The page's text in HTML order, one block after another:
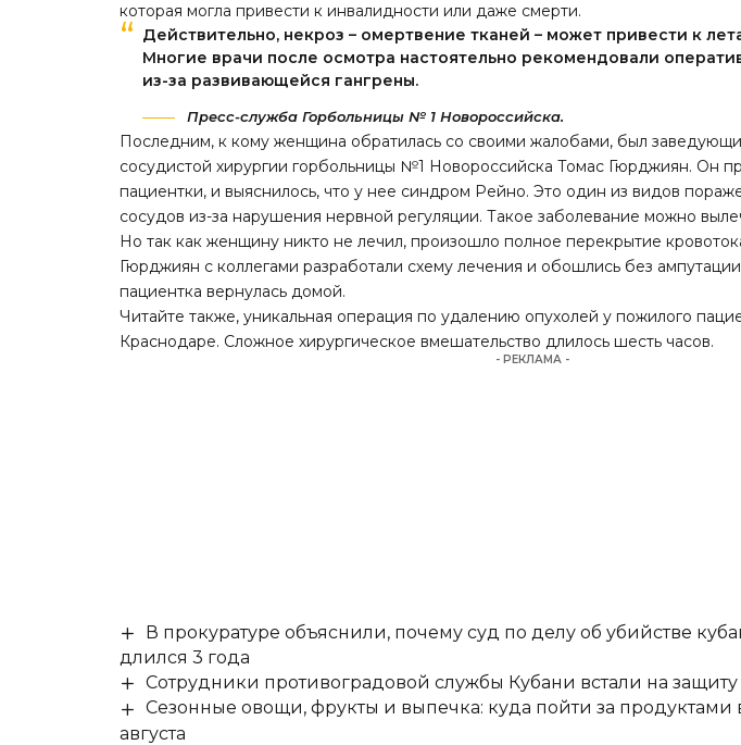
которая могла привести к инвалидности или даже смерти.
Действительно, некроз – омертвение тканей – может привести к
Многие врачи после осмотра настоятельно рекомендовали
из-за развивающейся гангрены.
Пресс-служба Горбольницы № 1 Новороссийска.
Последним, к кому женщина обратилась со своими жалобами, был
сосудистой хирургии горбольницы №1 Новороссийска Томас Гюрджиян. Он
пациентки, и выяснилось, что у нее синдром Рейно. Это один из видов
сосудов из-за нарушения нервной регуляции. Такое заболевание можно
Но так как женщину никто не лечил, произошло полное перекрытие
Гюрджиян с коллегами разработали схему лечения и обошлись без
пациентка вернулась домой.
Читайте также, уникальная операция по удалению опухолей у пожилого
Краснодаре. Сложное хирургическое вмешательство длилось шесть часов.
- РЕКЛАМА -
В прокуратуре объяснили, почему суд по делу об убийстве
длился 3 года
Сотрудники противоградовой службы Кубани встали на
Сезонные овощи, фрукты и выпечка: куда пойти за продуктами
августа